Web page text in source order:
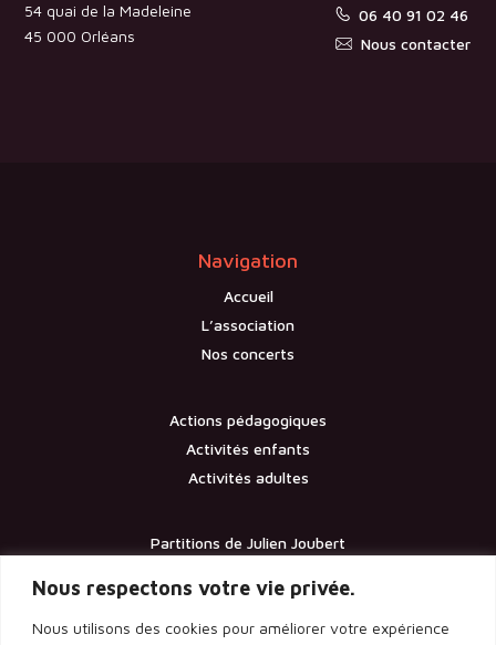
Nous respectons votre vie privée.
Nous utilisons des cookies pour améliorer votre expérience
54 quai de la Madeleine
45 000 Orléans
06 40 91 02 46
Nous contacter
Navigation
Accueil
L’association
Nos concerts
Actions pédagogiques
Activités enfants
Activités adultes
Partitions de Julien Joubert
Documents